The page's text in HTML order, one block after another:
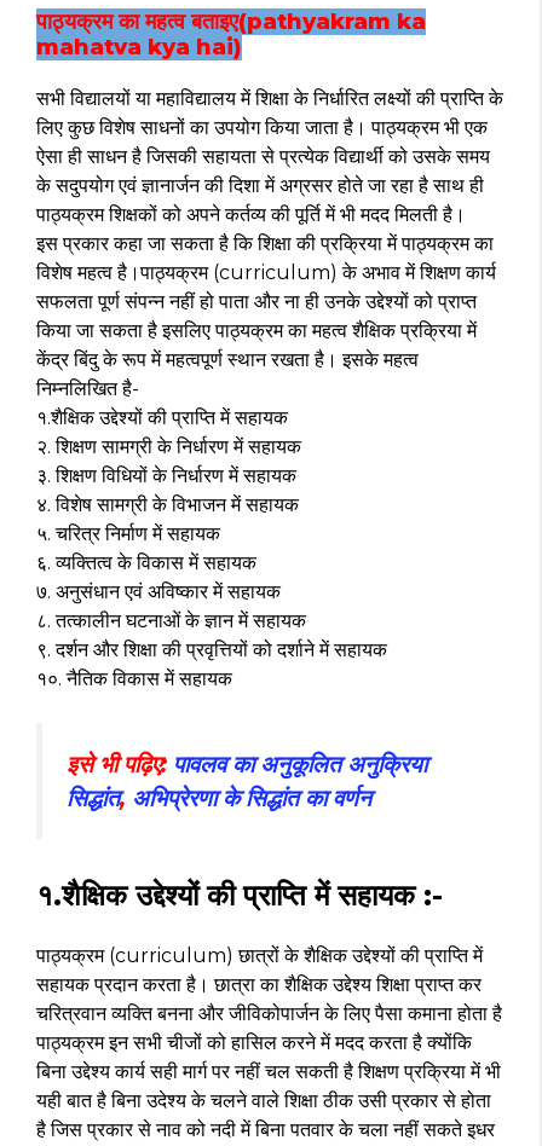
पाठ्यक्रम का महत्व बताइए(pathyakram ka
mahatva kya hai)
सभी विद्यालयों या महाविद्यालय में शिक्षा के निर्धारित लक्ष्यों की प्राप्ति के
लिए कुछ विशेष साधनों का उपयोग किया जाता है। पाठ्यक्रम भी एक
ऐसा ही साधन है जिसकी सहायता से प्रत्येक विद्यार्थी को उसके समय
के सदुपयोग एवं ज्ञानार्जन की दिशा में अग्रसर होते जा रहा है साथ ही
पाठ्यक्रम शिक्षकों को अपने कर्तव्य की पूर्ति में भी मदद मिलती है।
इस प्रकार कहा जा सकता है कि शिक्षा की प्रक्रिया में पाठ्यक्रम का
विशेष महत्व है।पाठ्यक्रम (curriculum) के अभाव में शिक्षण कार्य
सफलता पूर्ण संपन्न नहीं हो पाता और ना ही उनके उद्देश्यों को प्राप्त
किया जा सकता है इसलिए पाठ्यक्रम का महत्व शैक्षिक प्रक्रिया में
केंद्र बिंदु के रूप में महत्वपूर्ण स्थान रखता है। इसके महत्व
निम्नलिखित है-
१.शैक्षिक उद्देश्यों की प्राप्ति में सहायक
२. शिक्षण सामग्री के निर्धारण में सहायक
३. शिक्षण विधियों के निर्धारण में सहायक
४. विशेष सामग्री के विभाजन में सहायक
५. चरित्र निर्माण में सहायक
६. व्यक्तित्व के विकास में सहायक
७. अनुसंधान एवं अविष्कार में सहायक
८. तत्कालीन घटनाओं के ज्ञान में सहायक
९. दर्शन और शिक्षा की प्रवृत्तियों को दर्शाने में सहायक
१०. नैतिक विकास में सहायक
इसे भी पढ़िए: पावलव का अनुकूलित अनुक्रिया
सिद्धांत, अभिप्रेरणा के सिद्धांत का वर्णन
१.शैक्षिक उद्देश्यों की प्राप्ति में सहायक :-
पाठ्यक्रम (curriculum) छात्रों के शैक्षिक उद्देश्यों की प्राप्ति में
सहायक प्रदान करता है। छात्रा का शैक्षिक उद्देश्य शिक्षा प्राप्त कर
चरित्रवान व्यक्ति बनना और जीविकोपार्जन के लिए पैसा कमाना होता है
पाठ्यक्रम इन सभी चीजों को हासिल करने में मदद करता है क्योंकि
बिना उद्देश्य कार्य सही मार्ग पर नहीं चल सकती है शिक्षण प्रक्रिया में भी
यही बात है बिना उदेश्य के चलने वाले शिक्षा ठीक उसी प्रकार से होता
है जिस प्रकार से नाव को नदी में बिना पतवार के चला नहीं सकते इधर